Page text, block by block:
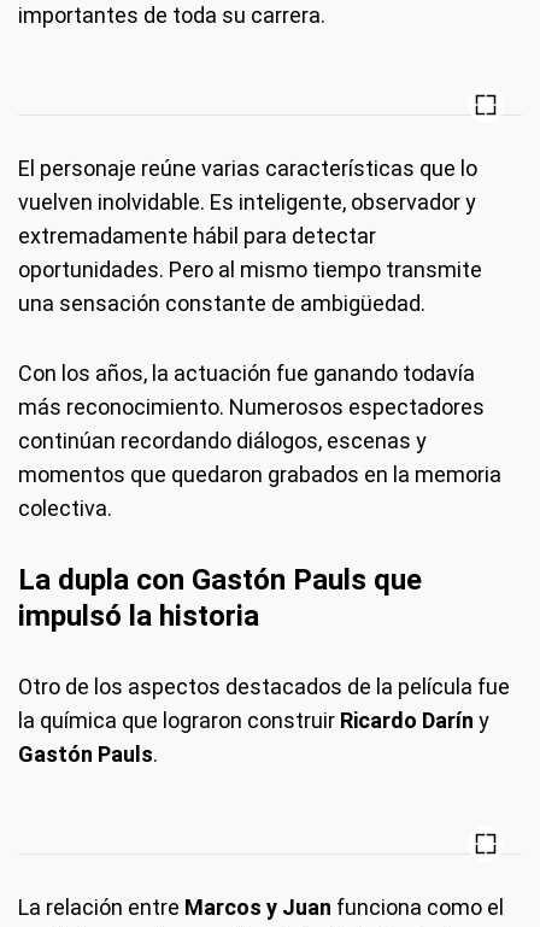
importantes de toda su carrera.
El personaje reúne varias características que lo
vuelven inolvidable. Es inteligente, observador y
extremadamente hábil para detectar
oportunidades. Pero al mismo tiempo transmite
una sensación constante de ambigüedad.
Con los años, la actuación fue ganando todavía
más reconocimiento. Numerosos espectadores
continúan recordando diálogos, escenas y
momentos que quedaron grabados en la memoria
colectiva.
La dupla con Gastón Pauls que
impulsó la historia
Otro de los aspectos destacados de la película fue
la química que lograron construir Ricardo Darín y
Gastón Pauls.
La relación entre Marcos y Juan funciona como el